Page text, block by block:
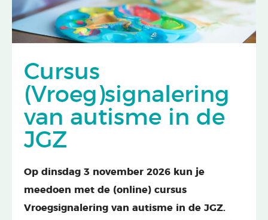
Cursus
(Vroeg)signalering
van autisme in de
JGZ
Op dinsdag 3 november 2026 kun je
meedoen met de (online) cursus
Vroegsignalering van autisme in de JGZ.